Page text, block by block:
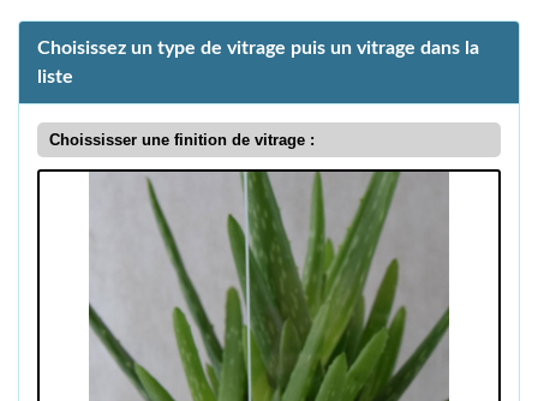
Choisissez un type de vitrage puis un vitrage dans la
liste
Choississer une finition de vitrage :